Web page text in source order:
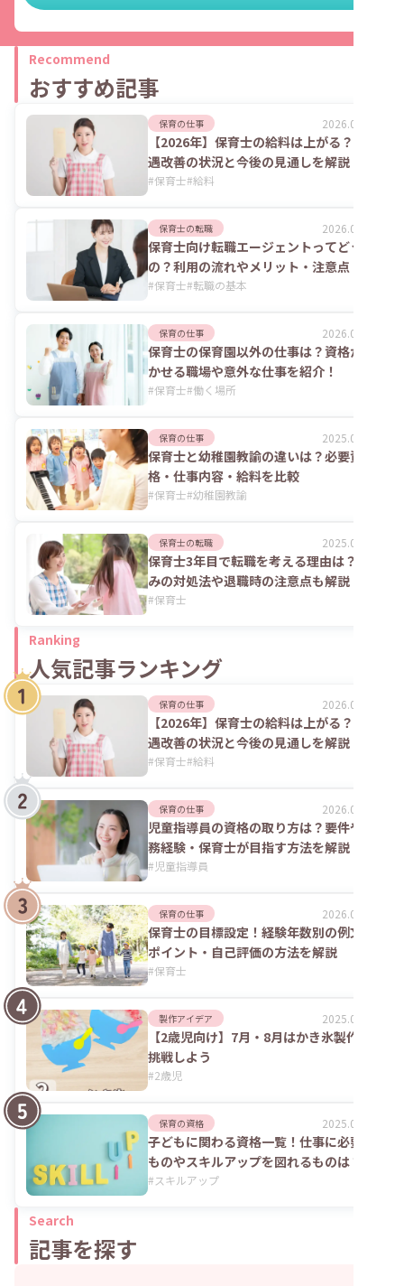
Recommend
おすすめ記事
保育の仕事 2026.08.06
【2026年】保育士の給料は上がる？処
遇改善の状況と今後の見通しを解説
#保育士#給料
保育士の転職 2026.08.06
保育士向け転職エージェントってどうな
の？利用の流れやメリット・注意点
#保育士#転職の基本
保育の仕事 2026.07.24
保育士の保育園以外の仕事は？資格が活
かせる職場や意外な仕事を紹介！
#保育士#働く場所
保育の仕事 2025.06.02
保育士と幼稚園教諭の違いは？必要資
格・仕事内容・給料を比較
#保育士#幼稚園教諭
保育士の転職 2025.06.02
保育士3年目で転職を考える理由は？悩
みの対処法や退職時の注意点も解説
#保育士
Ranking
人気記事ランキング
保育の仕事 2026.08.06
【2026年】保育士の給料は上がる？処
遇改善の状況と今後の見通しを解説
#保育士#給料
保育の仕事 2026.07.24
児童指導員の資格の取り方は？要件や実
務経験・保育士が目指す方法を解説
#児童指導員
保育の仕事 2026.02.09
保育士の目標設定！経験年数別の例文や
ポイント・自己評価の方法を解説
#保育士
製作アイデア 2025.09.04
【2歳児向け】7月・8月はかき氷製作に
挑戦しよう
#2歳児
保育の資格 2025.06.02
子どもに関わる資格一覧！仕事に必要な
ものやスキルアップを図れるものは？
#スキルアップ
Search
記事を探す